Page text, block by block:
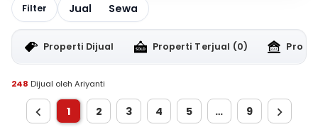
Filter Jual Sewa
Properti Dijual Properti Terjual (0)
248 Dijual oleh Ariyanti
1 2 3 4 5 … 9